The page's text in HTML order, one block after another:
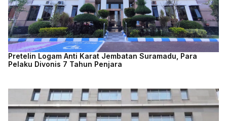
Pretelin Logam Anti Karat Jembatan Suramadu, Para
Pelaku Divonis 7 Tahun Penjara